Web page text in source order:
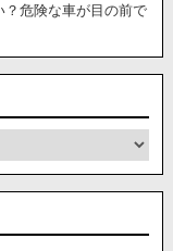
？危険な車が目の前で